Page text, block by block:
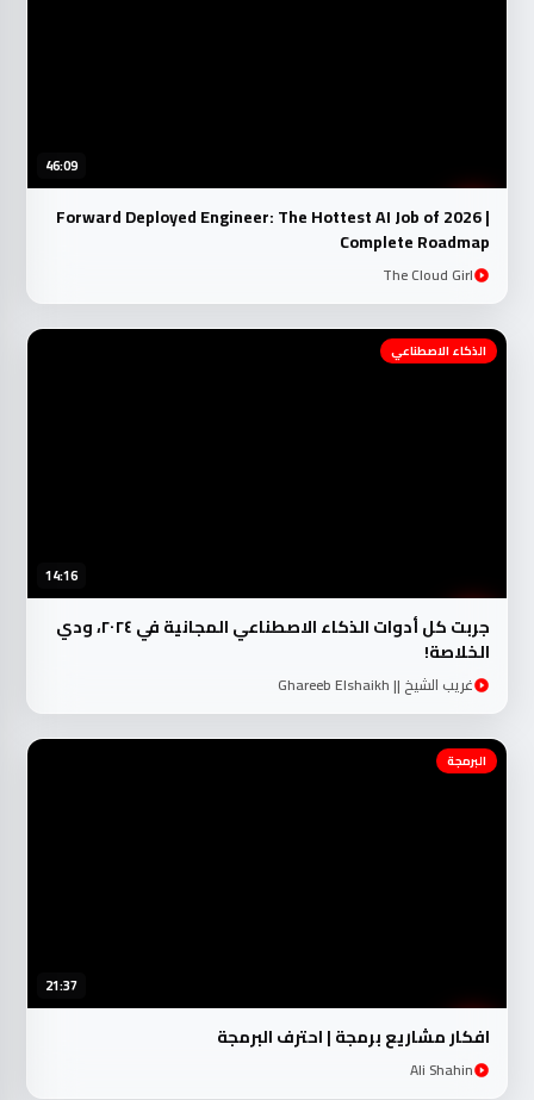
46:09
Forward Deployed Engineer: The Hottest AI Job of 2026 |
Complete Roadmap
The Cloud Girl
14:16
الذكاء الاصطناعي
جربت كل أدوات الذكاء الاصطناعي المجانية في ٢٠٢٤، ودي
الخلاصة!
غريب الشيخ || Ghareeb Elshaikh
21:37
البرمجة
افكار مشاريع برمجة | احترف البرمجة
Ali Shahin